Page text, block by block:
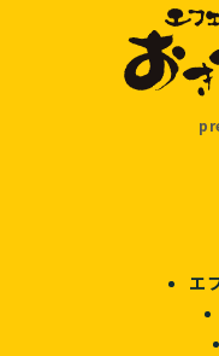
エ